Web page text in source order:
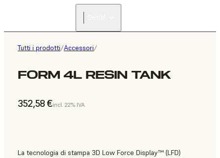
Tutti i prodotti/Accessori/
FORM 4L RESIN TANK
352,58 €incl. 22% IVA
La tecnologia di stampa 3D Low Force Display™ (LFD)